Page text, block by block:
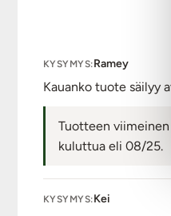
KYSYMYS:Ramey
Kauanko tuote säilyy
Tuotteen
kuluttua eli 08/25.
KYSYMYS:Kei